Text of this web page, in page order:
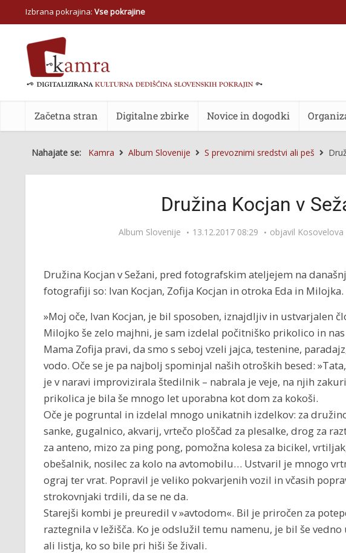
Izbrana pokrajina: Vse pokrajine
Začetna stran Digitalne zbirke Novice in dogodki
Nahajate se: Kamra Album Slovenije S prevoznimi sredstvi ali peš
Družina Kocjan v
Album Slovenije 13.12.2017 08:29 objavil Kosovelova
Družina Kocjan v Sežani, pred fotografskim ateljejem na
fotografiji so: Ivan Kocjan, Zofija Kocjan in otroka Eda in Milojka.
»Moj oče, Ivan Kocjan, je bil sposoben, iznajdljiv in ustvarjalen
Milojko še zelo majhni, je sam izdelal počitniško prikolico in
Mama Zofija pravi, da smo s seboj vzeli jajca, testenine,
vodo. Oče se je pa najbolj spominjal naših otroških besed:
je v naravi improvizirala štedilnik – nabrala je veje, na njih
prikolica je bila še mnogo let uporabna kot dom za kokoši.
Oče je pogruntal in izdelal mnogo unikatnih izdelkov: za
sanke, gugalnico, akvarij, vrtečo ploščad za plesalke, drog za
za anteno, mizo za ping pong, pomožna kolesa za bicikel,
obešalnik, nosilec za kolo na avtomobilu… Ustvaril je mnogo
ograj ter vrat. Popravil je veliko pokvarjenih vozil in včasih
strokovnjaki trdili, da se ne da.
Starejši kombi je preuredil v »avtodom«. Bil je priročen za
raztegnila v ležišča. Ko je odslužil temu namenu, je bil še vedno
ali listja, ko so bile pri hiši še živali.